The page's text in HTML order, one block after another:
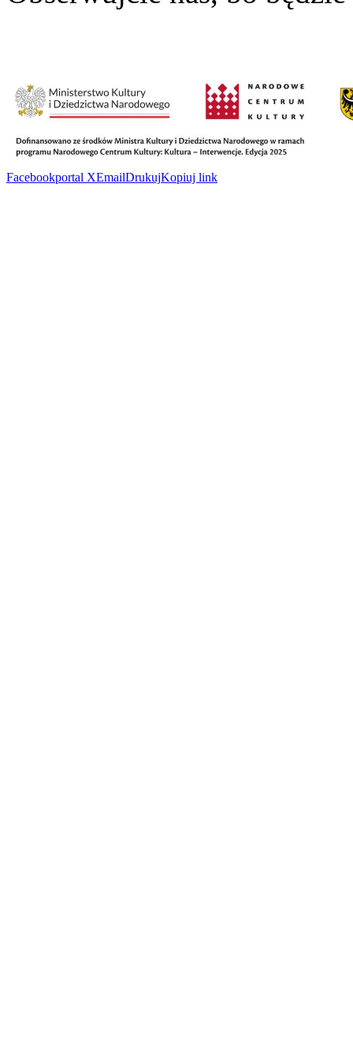
Facebookportal XEmailDrukujKopiuj link